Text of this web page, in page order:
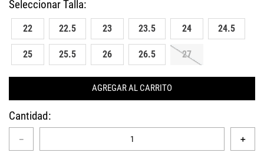
22 22.5 23 23.5 24 24.5
25 25.5 26 26.5 27
AGREGAR AL CARRITO
Cantidad
＋
－